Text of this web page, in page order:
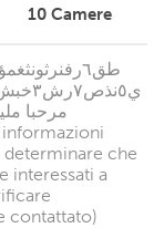
10 Camere
مرحبا
che
interessati a
contattato)